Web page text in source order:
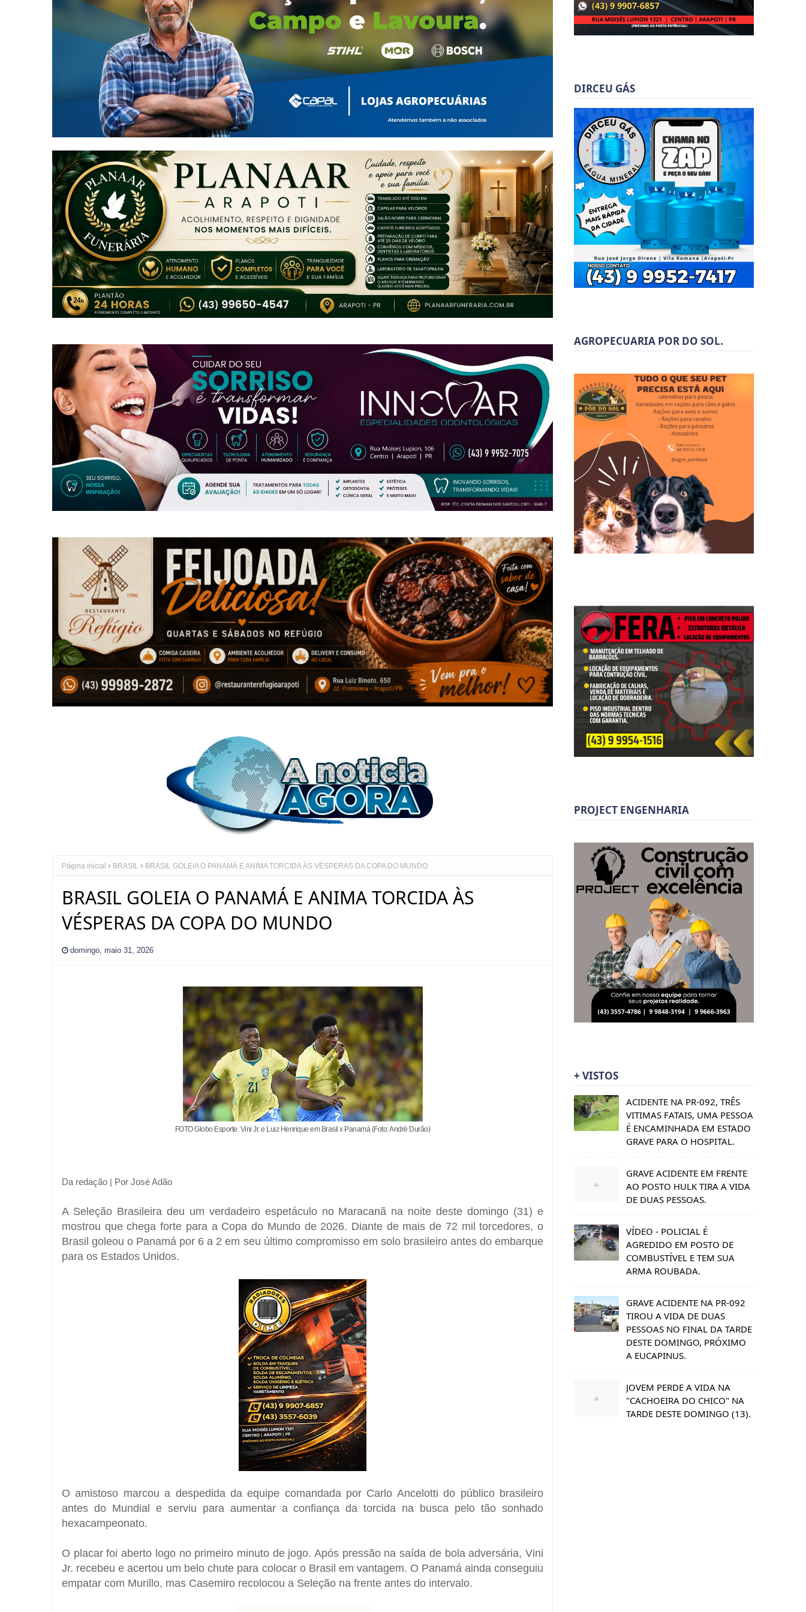
Página inicial BRASIL BRASIL GOLEIA O PANAMÁ E ANIMA TORCIDA ÀS VÉSPERAS DA COPA DO MUNDO
BRASIL GOLEIA O PANAMÁ E ANIMA TORCIDA ÀS
VÉSPERAS DA COPA DO MUNDO
domingo, maio 31, 2026
FOTO Globo Esporte: Vini Jr. e Luiz Henrique em Brasil x Panamá (Foto: André Durão)
Da redação | Por José Adão
A Seleção Brasileira deu um verdadeiro espetáculo no Maracanã na noite deste domingo (31) e
mostrou que chega forte para a Copa do Mundo de 2026. Diante de mais de 72 mil torcedores, o
Brasil goleou o Panamá por 6 a 2 em seu último compromisso em solo brasileiro antes do embarque
para os Estados Unidos.
O amistoso marcou a despedida da equipe comandada por Carlo Ancelotti do público brasileiro
antes do Mundial e serviu para aumentar a confiança da torcida na busca pelo tão sonhado
hexacampeonato.
O placar foi aberto logo no primeiro minuto de jogo. Após pressão na saída de bola adversária, Vini
Jr. recebeu e acertou um belo chute para colocar o Brasil em vantagem. O Panamá ainda conseguiu
empatar com Murillo, mas Casemiro recolocou a Seleção na frente antes do intervalo.
DIRCEU GÁS
AGROPECUARIA POR DO SOL.
PROJECT ENGENHARIA
+ VISTOS
ACIDENTE NA PR-092, TRÊS
VITIMAS FATAIS, UMA PESSOA
É ENCAMINHADA EM ESTADO
GRAVE PARA O HOSPITAL.
GRAVE ACIDENTE EM FRENTE
AO POSTO HULK TIRA A VIDA
DE DUAS PESSOAS.
VÍDEO - POLICIAL É
AGREDIDO EM POSTO DE
COMBUSTÍVEL E TEM SUA
ARMA ROUBADA.
GRAVE ACIDENTE NA PR-092
TIROU A VIDA DE DUAS
PESSOAS NO FINAL DA TARDE
DESTE DOMINGO, PRÓXIMO
A EUCAPINUS.
JOVEM PERDE A VIDA NA
"CACHOEIRA DO CHICO" NA
TARDE DESTE DOMINGO (13).